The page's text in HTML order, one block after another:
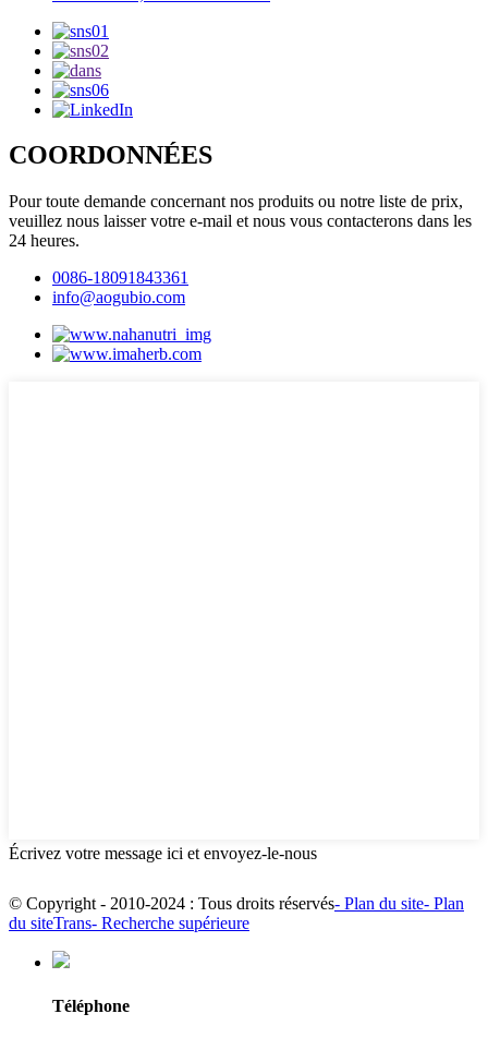
COORDONNÉES
Pour toute demande concernant nos produits ou notre liste de prix,
veuillez nous laisser votre e-mail et nous vous contacterons dans les
24 heures.
0086-18091843361
info@aogubio.com
Écrivez votre message ici et envoyez-le-nous
© Copyright - 2010-2024 : Tous droits réservés- Plan du site- Plan
du siteTrans- Recherche supérieure
Téléphone